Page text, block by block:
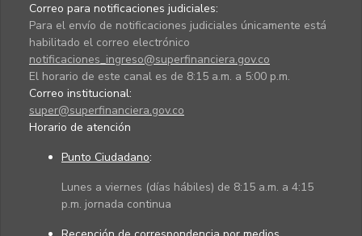
Correo para notificaciones judiciales:
Para el envío de notificaciones judiciales únicamente está
habilitado el correo electrónico
notificaciones_ingreso@superfinanciera.gov.co
El horario de este canal es de 8:15 a.m. a 5:00 p.m.
Correo institucional:
super@superfinanciera.gov.co
Horario de atención
Punto Ciudadano:
Lunes a viernes (días hábiles) de 8:15 a.m. a 4:15
p.m. jornada continua